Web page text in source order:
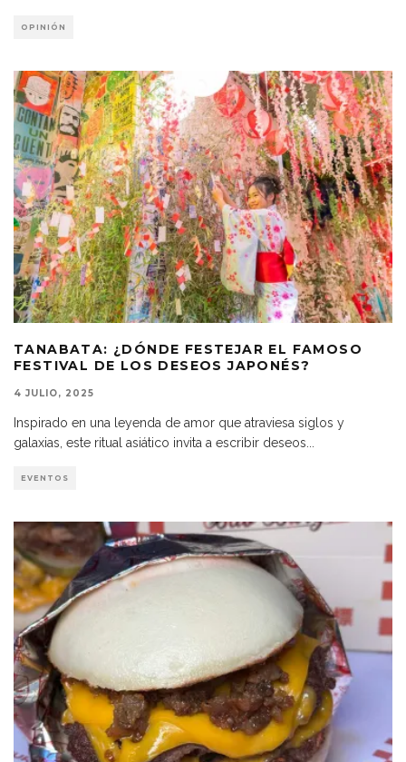
OPINIÓN
TANABATA: ¿DÓNDE FESTEJAR EL FAMOSO
FESTIVAL DE LOS DESEOS JAPONÉS?
4 JULIO, 2025
Inspirado en una leyenda de amor que atraviesa siglos y
galaxias, este ritual asiático invita a escribir deseos...
EVENTOS